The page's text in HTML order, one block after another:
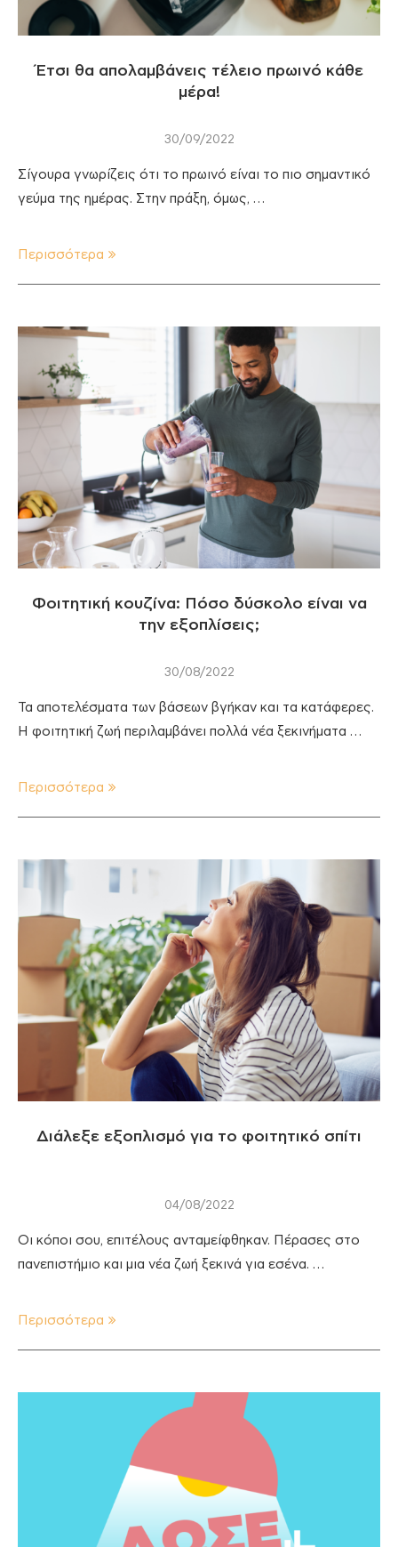
Έτσι θα απολαμβάνεις τέλειο πρωινό κάθε
μέρα!
30/09/2022
Σίγουρα γνωρίζεις ότι το πρωινό είναι το πιο σημαντικό
γεύμα της ημέρας. Στην πράξη, όμως, …
Περισσότερα
Φοιτητική κουζίνα: Πόσο δύσκολο είναι να
την εξοπλίσεις;
30/08/2022
Τα αποτελέσματα των βάσεων βγήκαν και τα κατάφερες.
H φοιτητική ζωή περιλαμβάνει πολλά νέα ξεκινήματα …
Περισσότερα
Διάλεξε εξοπλισμό για το φοιτητικό σπίτι
04/08/2022
Οι κόποι σου, επιτέλους ανταμείφθηκαν. Πέρασες στο
πανεπιστήμιο και μια νέα ζωή ξεκινά για εσένα. …
Περισσότερα